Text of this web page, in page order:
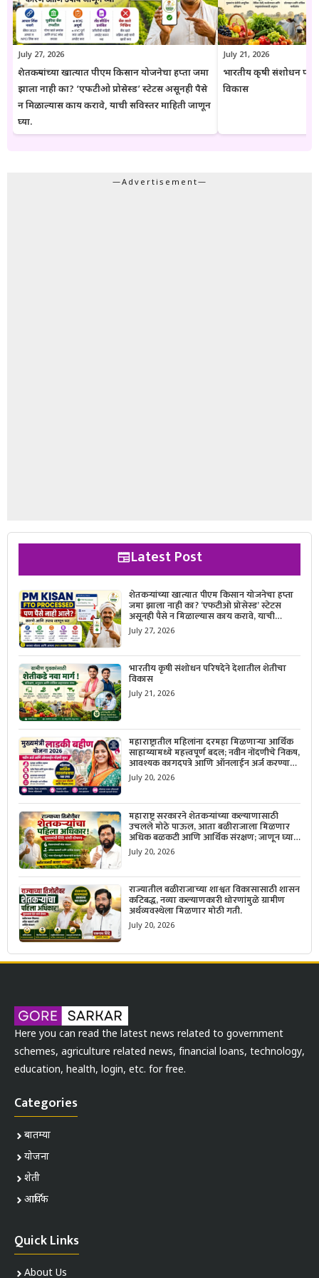
पडताळणी करण्याचा सल्ला दिला जातो.
July 27, 2026
शेतकऱ्यांच्या खात्यात पीएम किसान योजनेचा हप्ता जमा
झाला नाही का? ‘एफटीओ प्रोसेस्ड’ स्टेटस असूनही पैसे
न मिळाल्यास काय करावे, याची सविस्तर माहिती जाणून
घ्या.
July 21, 2026
भारतीय कृषी संशोधन
विकास
—Advertisement—
Latest Post
शेतकऱ्यांच्या खात्यात पीएम किसान योजनेचा हप्ता
जमा झाला नाही का? ‘एफटीओ प्रोसेस्ड’ स्टेटस
असूनही पैसे न मिळाल्यास काय करावे, याची
सविस्तर माहिती जाणून घ्या.
July 27, 2026
भारतीय कृषी संशोधन परिषदेने देशातील शेतीचा
विकास
July 21, 2026
महाराष्ट्रातील महिलांना दरमहा मिळणाऱ्या आर्थिक
साहाय्यामध्ये महत्त्वपूर्ण बदल; नवीन नोंदणीचे निकष,
आवश्यक कागदपत्रे आणि ऑनलाईन अर्ज करण्याची
सोपी प्रक्रिया जाणून घ्या.
July 20, 2026
महाराष्ट्र सरकारने शेतकऱ्यांच्या कल्याणासाठी
उचलले मोठे पाऊल, आता बळीराजाला मिळणार
अधिक बळकटी आणि आर्थिक संरक्षण; जाणून घ्या
सरकारचा नवा संकल्प.
July 20, 2026
राज्यातील बळीराजाच्या शाश्वत विकासासाठी शासन
कटिबद्ध, नव्या कल्याणकारी धोरणांमुळे ग्रामीण
अर्थव्यवस्थेला मिळणार मोठी गती.
July 20, 2026
Here you can read the latest news related to government
schemes, agriculture related news, financial loans, technology,
education, health, login, etc. for free.
Categories
बातम्या
योजना
शेती
आर्थिक
Quick Links
About Us